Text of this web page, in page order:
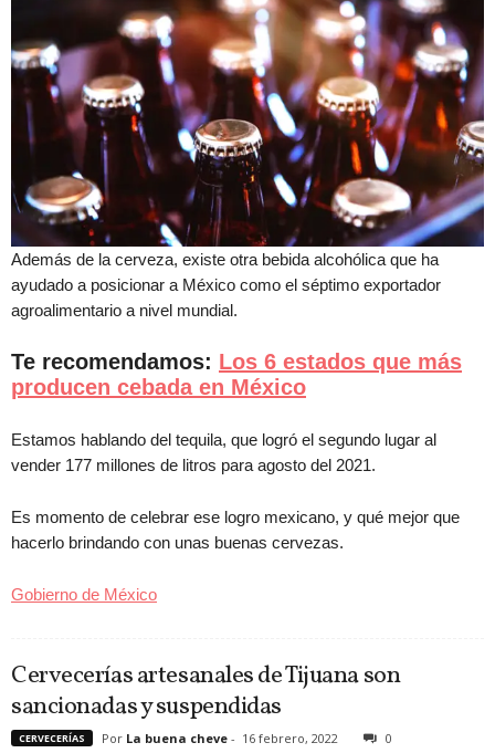
Además de la cerveza, existe otra bebida alcohólica que ha
ayudado a posicionar a México como el séptimo exportador
agroalimentario a nivel mundial.
Te recomendamos: Los 6 estados que más
producen cebada en México
Estamos hablando del tequila, que logró el segundo lugar al
vender 177 millones de litros para agosto del 2021.
Es momento de celebrar ese logro mexicano, y qué mejor que
hacerlo brindando con unas buenas cervezas.
Gobierno de México
Cervecerías artesanales de Tijuana son
sancionadas y suspendidas
CERVECERÍAS Por La buena cheve - 16 febrero, 2022 0